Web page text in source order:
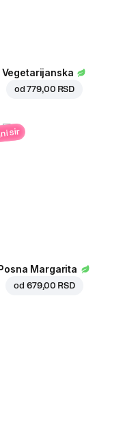
Vegetarijanska
od779,00 RSD
sir
Posna Margarita
od 679,00 RSD